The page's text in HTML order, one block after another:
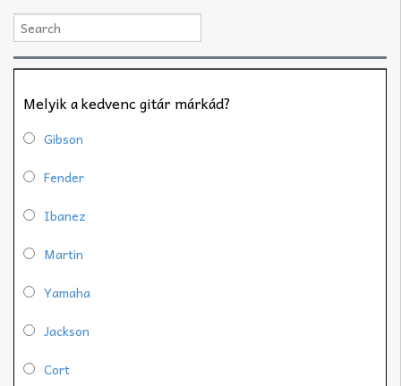
Melyik a kedvenc gitár márkád?
Gibson
Fender
Ibanez
Martin
Yamaha
Jackson
Cort